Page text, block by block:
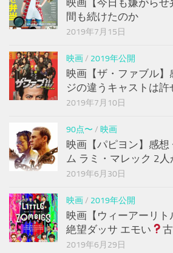
間も続けたのか
2019年7月15日
映画/ 2019年公開
映画【ザ・ファブル】
ジの違うキャストは許
2019年7月10日
90点〜 / 映画
映画【パピヨン】感想
ム ラミ・マレック 2
2019年6月30日
映画/ 2019年公開
映画【ウィーアーリ
絶望ダッサ エモい
2019年6月29日